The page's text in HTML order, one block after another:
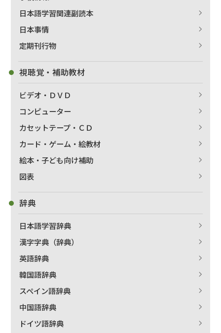
出版社名で絞り込む
著者名で絞り込む
日本語学習関連副読本
日本事情
定期刊行物
視聴覚・補助教材
ビデオ・ＤＶＤ
コンピューター
カセットテープ・ＣＤ
カード・ゲーム・絵教材
絵本・子ども向け補助
図表
辞典
日本語学習辞典
漢字字典（辞典）
英語辞典
韓国語辞典
スペイン語辞典
中国語辞典
ドイツ語辞典